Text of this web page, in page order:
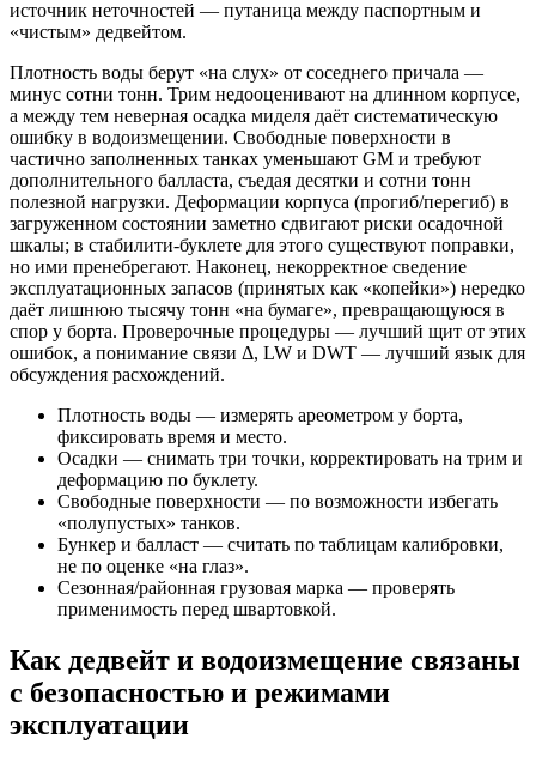
источник неточностей — путаница между паспортным и
«чистым» дедвейтом.
Плотность воды берут «на слух» от соседнего причала —
минус сотни тонн. Трим недооценивают на длинном корпусе,
а между тем неверная осадка миделя даёт систематическую
ошибку в водоизмещении. Свободные поверхности в
частично заполненных танках уменьшают GM и требуют
дополнительного балласта, съедая десятки и сотни тонн
полезной нагрузки. Деформации корпуса (прогиб/перегиб) в
загруженном состоянии заметно сдвигают риски осадочной
шкалы; в стабилити‑буклете для этого существуют поправки,
но ими пренебрегают. Наконец, некорректное сведение
эксплуатационных запасов (принятых как «копейки») нередко
даёт лишнюю тысячу тонн «на бумаге», превращающуюся в
спор у борта. Проверочные процедуры — лучший щит от этих
ошибок, а понимание связи Δ, LW и DWT — лучший язык для
обсуждения расхождений.
Плотность воды — измерять ареометром у борта,
фиксировать время и место.
Осадки — снимать три точки, корректировать на трим и
деформацию по буклету.
Свободные поверхности — по возможности избегать
«полупустых» танков.
Бункер и балласт — считать по таблицам калибровки,
не по оценке «на глаз».
Сезонная/районная грузовая марка — проверять
применимость перед швартовкой.
Как дедвейт и водоизмещение связаны
с безопасностью и режимами
эксплуатации